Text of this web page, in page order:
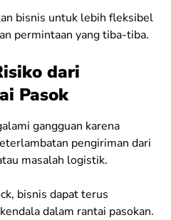
bisnis untuk lebih fleksibel
permintaan yang tiba-tiba.
dari
Pasok
gangguan karena
pengiriman dari
masalah logistik.
bisnis dapat terus
dalam rantai pasokan.